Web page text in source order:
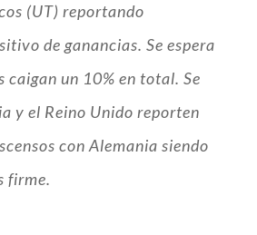
(UT) reportando
de ganancias. Se espera
caigan un 10% en total. Se
y el Reino Unido reporten
con Alemania siendo
firme.